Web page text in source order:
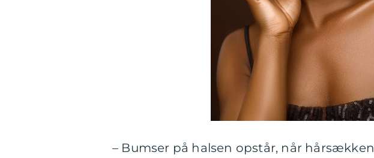
– Bumser på halsen opstår, når